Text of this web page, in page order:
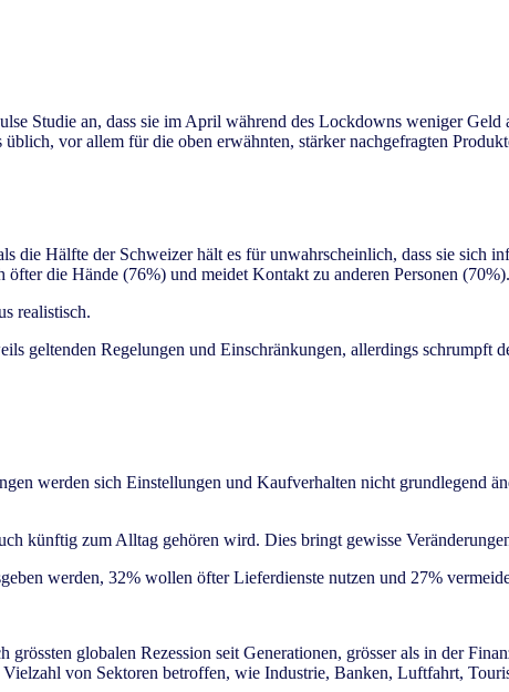
Studie an, dass sie im April während des Lockdowns weniger
vor allem für die oben erwähnten, stärker nachgefragten
die Hälfte der Schweizer hält es für unwahrscheinlich, dass sie sich
die Hände (76%) und meidet Kontakt zu anderen Personen (70%).
realistisch.
geltenden Regelungen und Einschränkungen, allerdings schrumpft
werden sich Einstellungen und Kaufverhalten nicht grundlegend
künftig zum Alltag gehören wird. Dies bringt gewisse
werden, 32% wollen öfter Lieferdienste nutzen und 27%
globalen Rezession seit Generationen, grösser als in der
von Sektoren betroffen, wie Industrie, Banken, Luftfahrt,